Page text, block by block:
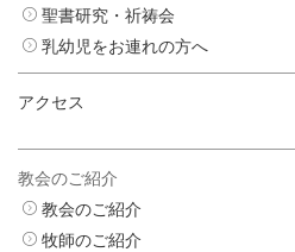
聖書研究・祈祷会
乳幼児をお連れの方へ
アクセス
教会のご紹介
教会のご紹介
牧師のご紹介